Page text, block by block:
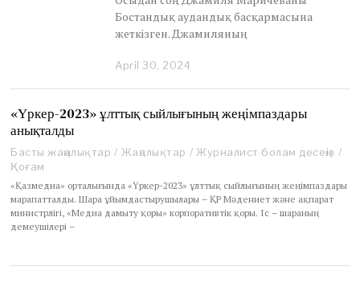
Бостандық аудандық басқармасына
жеткізген. Джамиляның
April 30, 2024
«Үркер-2023» ұлттық сыйлығының жеңімпаздары
анықталды
Басты жаңалықтар / Жаңалықтар / Журналист болам десеңіз /
Қоғам
«Қазмедиа» орталығында «Үркер-2023» ұлттық сыйлығының жеңімпаздары
марапатталды. Шара ұйымдастырушылары – ҚР Мәдениет және ақпарат
министрлігі, «Медиа дамыту қоры» корпоративтік қоры. Іс – шараның
демеушілері –